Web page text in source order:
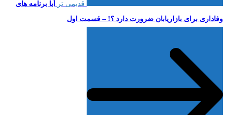
قدیمی تر
آیا برنامه های
وفاداری برای بازاریابان ضرورت دارد ؟! – قسمت اول